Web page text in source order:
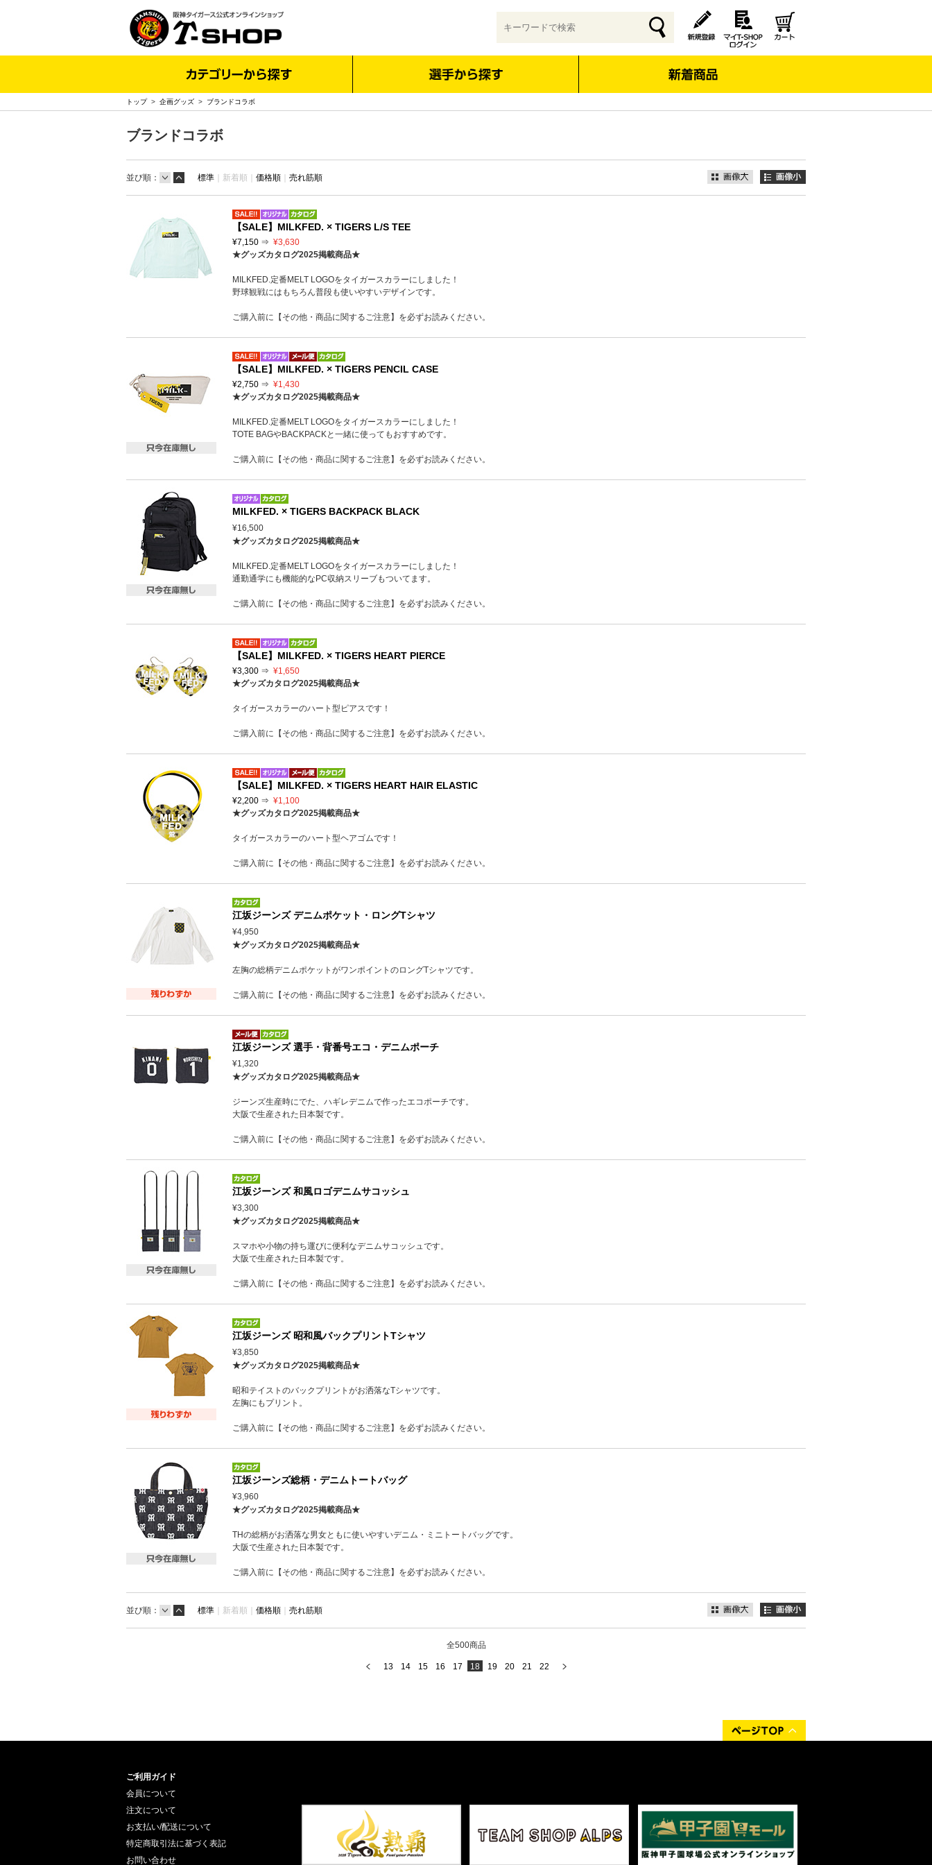
トップ> 企画グッズ > ブランドコラボ
ブランドコラボ
並び順： 標準 ｜ 新着順｜ 価格順 ｜ 売れ筋順
【SALE】MILKFED. × TIGERS L/S TEE
¥7,150 ⇒ ¥3,630
★グッズカタログ2025掲載商品★
MILKFED.定番MELT LOGOをタイガースカラーにしました！
野球観戦にはもちろん普段も使いやすいデザインです。
ご購入前に【その他・商品に関するご注意】を必ずお読みください。
【SALE】MILKFED. × TIGERS PENCIL CASE
¥2,750 ⇒ ¥1,430
★グッズカタログ2025掲載商品★
MILKFED.定番MELT LOGOをタイガースカラーにしました！
TOTE BAGやBACKPACKと一緒に使ってもおすすめです。
ご購入前に【その他・商品に関するご注意】を必ずお読みください。
MILKFED. × TIGERS BACKPACK BLACK
¥16,500
★グッズカタログ2025掲載商品★
MILKFED.定番MELT LOGOをタイガースカラーにしました！
通勤通学にも機能的なPC収納スリーブもついてます。
ご購入前に【その他・商品に関するご注意】を必ずお読みください。
【SALE】MILKFED. × TIGERS HEART PIERCE
¥3,300 ⇒ ¥1,650
★グッズカタログ2025掲載商品★
タイガースカラーのハート型ピアスです！
ご購入前に【その他・商品に関するご注意】を必ずお読みください。
【SALE】MILKFED. × TIGERS HEART HAIR ELASTIC
¥2,200 ⇒ ¥1,100
★グッズカタログ2025掲載商品★
タイガースカラーのハート型ヘアゴムです！
ご購入前に【その他・商品に関するご注意】を必ずお読みください。
江坂ジーンズ デニムポケット・ロングTシャツ
¥4,950
★グッズカタログ2025掲載商品★
左胸の総柄デニムポケットがワンポイントのロングTシャツです。
ご購入前に【その他・商品に関するご注意】を必ずお読みください。
江坂ジーンズ 選手・背番号エコ・デニムポーチ
¥1,320
★グッズカタログ2025掲載商品★
ジーンズ生産時にでた、ハギレデニムで作ったエコポーチです。
大阪で生産された日本製です。
ご購入前に【その他・商品に関するご注意】を必ずお読みください。
江坂ジーンズ 和風ロゴデニムサコッシュ
¥3,300
★グッズカタログ2025掲載商品★
スマホや小物の持ち運びに便利なデニムサコッシュです。
大阪で生産された日本製です。
ご購入前に【その他・商品に関するご注意】を必ずお読みください。
江坂ジーンズ 昭和風バックプリントTシャツ
¥3,850
★グッズカタログ2025掲載商品★
昭和テイストのバックプリントがお洒落なTシャツです。
左胸にもプリント。
ご購入前に【その他・商品に関するご注意】を必ずお読みください。
江坂ジーンズ総柄・デニムトートバッグ
¥3,960
★グッズカタログ2025掲載商品★
THの総柄がお洒落な男女ともに使いやすいデニム・ミニトートバッグです。
大阪で生産された日本製です。
ご購入前に【その他・商品に関するご注意】を必ずお読みください。
並び順： 標準 ｜ 新着順｜ 価格順 ｜ 売れ筋順
全500商品
13 14 15 16 17 18 19 20 21 22
ご利用ガイド
会員について
注文について
お支払い/配送について
特定商取引法に基づく表記
お問い合わせ